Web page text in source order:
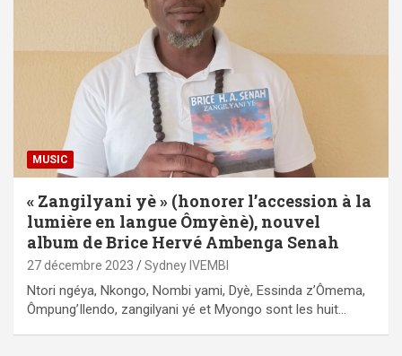
MUSIC
« Zangilyani yè » (honorer l’accession à la
lumière en langue Ômyènè), nouvel
album de Brice Hervé Ambenga Senah
27 décembre 2023 Sydney IVEMBI
Ntori ngéya, Nkongo, Nombi yami, Dyè, Essinda z’Ômema,
Ômpung’Ilendo, zangilyani yé et Myongo sont les huit…